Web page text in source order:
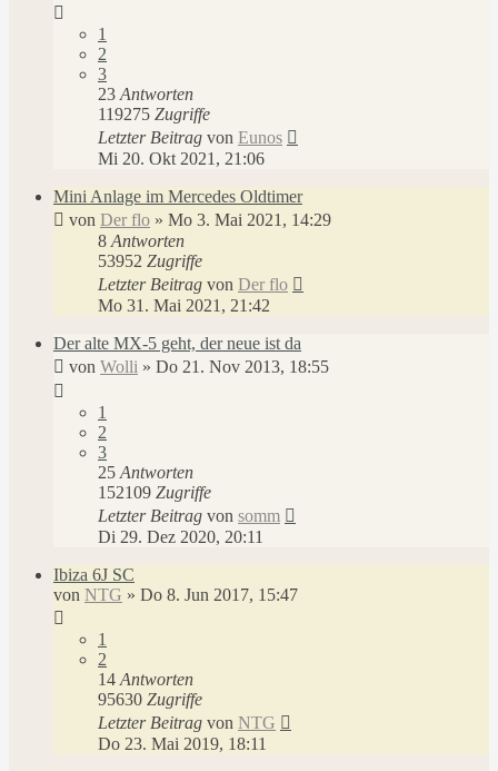
1
2
3
23 Antworten
119275 Zugriffe
Letzter Beitrag von Eunos
Mi 20. Okt 2021, 21:06
Mini Anlage im Mercedes Oldtimer
von Der flo » Mo 3. Mai 2021, 14:29
8 Antworten
53952 Zugriffe
Letzter Beitrag von Der flo
Mo 31. Mai 2021, 21:42
Der alte MX-5 geht, der neue ist da
von Wolli » Do 21. Nov 2013, 18:55
1
2
3
25 Antworten
152109 Zugriffe
Letzter Beitrag von somm
Di 29. Dez 2020, 20:11
Ibiza 6J SC
von NTG » Do 8. Jun 2017, 15:47
1
2
14 Antworten
95630 Zugriffe
Letzter Beitrag von NTG
Do 23. Mai 2019, 18:11